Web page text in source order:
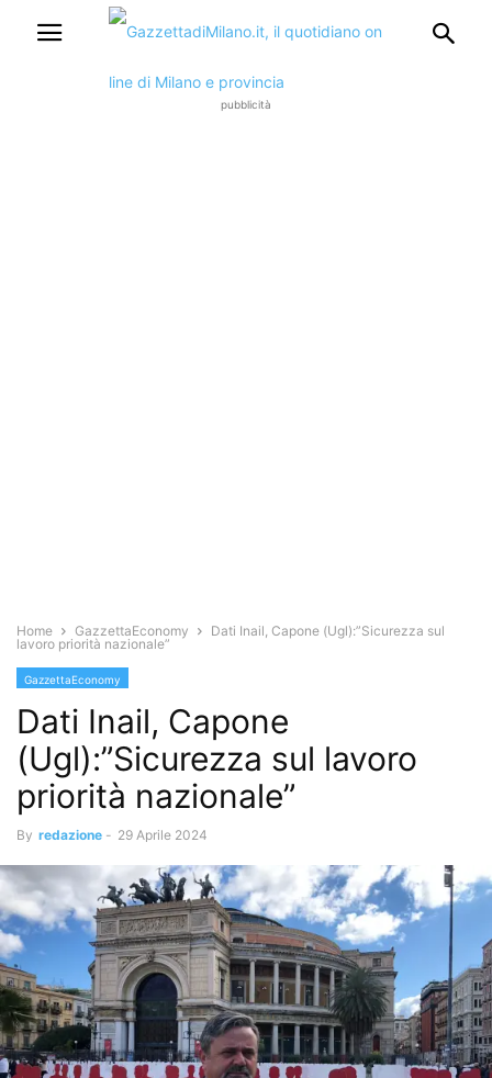
pubblicità
Home GazzettaEconomy
Dati Inail, Capone (Ugl):”Sicurezza sul
lavoro priorità nazionale”
GazzettaEconomy
Dati Inail, Capone
(Ugl):”Sicurezza sul lavoro
priorità nazionale”
By redazione - 29 Aprile 2024